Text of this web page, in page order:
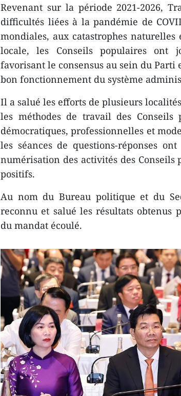
Revenant sur la période 2021-2026,
difficultés liées à la pandémie de
mondiales, aux catastrophes
locale, les Conseils populaires ont
favorisant le consensus au sein du
bon fonctionnement du système
Il a salué les efforts de plusieurs
les méthodes de travail des Conseils
démocratiques, professionnelles et
les séances de questions-réponses
numérisation des activités des
positifs.
Au nom du Bureau politique et du
reconnu et salué les résultats obtenus
du mandat écoulé.